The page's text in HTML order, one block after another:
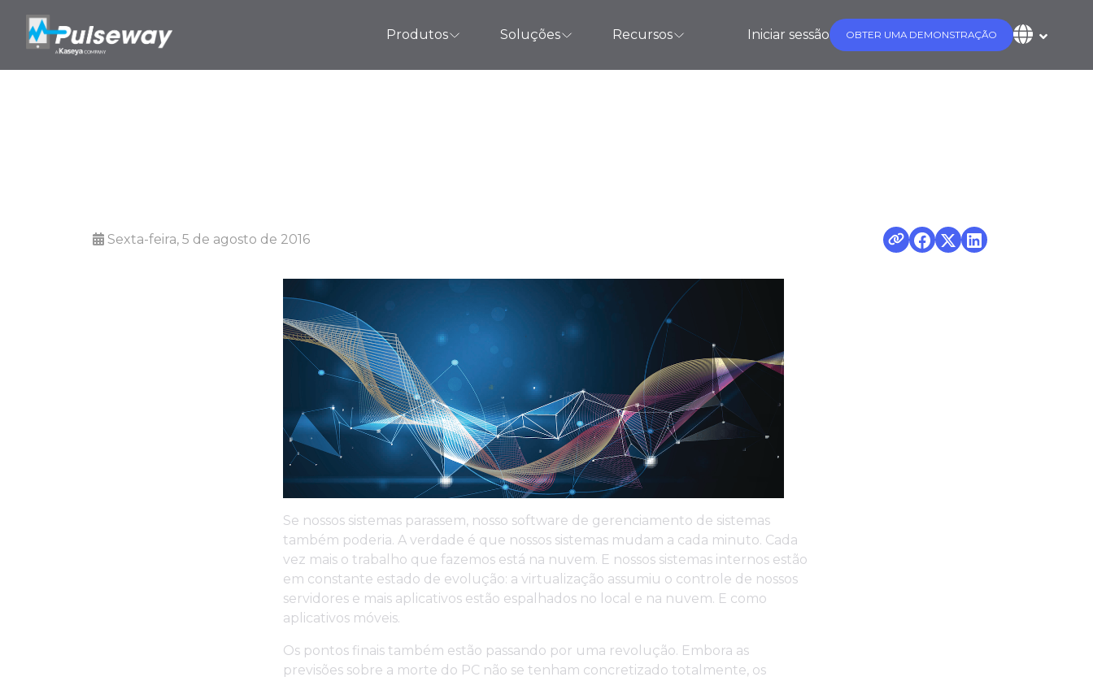
Produtos Soluções Recursos Iniciar sessão OBTER UMA DEMONSTRAÇÃO
Sexta-feira, 5 de agosto de 2016
Se nossos sistemas parassem, nosso software de gerenciamento de sistemas
também poderia. A verdade é que nossos sistemas mudam a cada minuto. Cada
vez mais o trabalho que fazemos está na nuvem. E nossos sistemas internos estão
em constante estado de evolução: a virtualização assumiu o controle de nossos
servidores e mais aplicativos estão espalhados no local e na nuvem. E como
aplicativos móveis.
Os pontos finais também estão passando por uma revolução. Embora as
previsões sobre a morte do PC não se tenham concretizado totalmente, os